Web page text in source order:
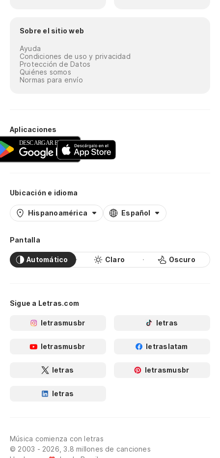
Sobre el sitio web
Ayuda
Condiciones de uso y privacidad
Protección de Datos
Quiénes somos
Normas para envío
Aplicaciones
Ubicación e idioma
Hispanoamérica Español
Pantalla
Automático Claro Oscuro
Sigue a Letras.com
letrasmusbr letras
letrasmusbr letraslatam
letras letrasmusbr
letras
Música comienza con letras
© 2003 - 2026, 3.8 millones de canciones